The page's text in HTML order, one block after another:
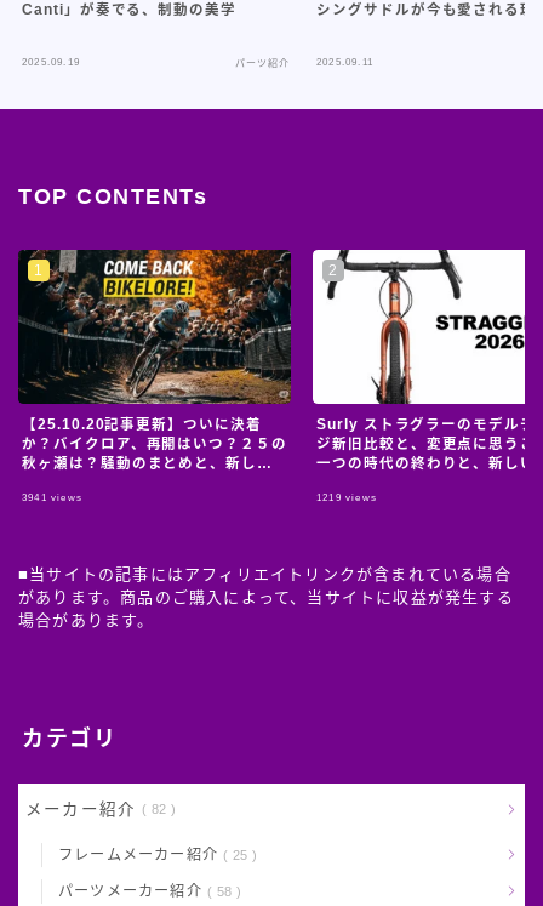
Canti」が奏でる、制動の美学
2025.09.19 パーツ紹介
シングサドルが今も愛される理
2025.09.11
TOP CONTENTs
【25.10.20記事更新】ついに決着
か？バイクロア、再開はいつ？２５の
秋ヶ瀬は？騒動のまとめと、新しい
3941 views
Surly ストラグラーのモデルチ
ジ新旧比較と、変更点に思うこ
一つの時代の終わりと、新しい
1219 views
■当サイトの記事にはアフィリエイトリンクが含まれている場合
があります。商品のご購入によって、当サイトに収益が発生する
場合があります。
カテゴリ
メーカー紹介 82
フレームメーカー紹介 25
パーツメーカー紹介 58